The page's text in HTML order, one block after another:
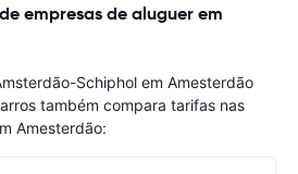
empresas de aluguer em
Schiphol em Amesterdão
também compara tarifas nas
Amesterdão: